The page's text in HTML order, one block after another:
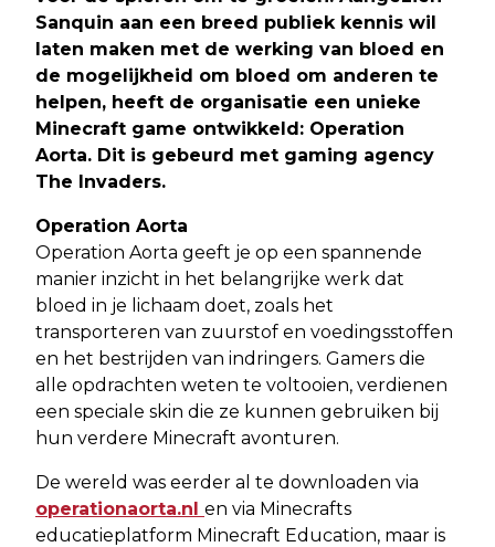
Sanquin aan een breed publiek kennis wil
laten maken met de werking van bloed en
de mogelijkheid om bloed om anderen te
helpen, heeft de organisatie een unieke
Minecraft game ontwikkeld: Operation
Aorta. Dit is gebeurd met gaming agency
The Invaders.
Operation Aorta
Operation Aorta geeft je op een spannende
manier inzicht in het belangrijke werk dat
bloed in je lichaam doet, zoals het
transporteren van zuurstof en voedingsstoffen
en het bestrijden van indringers. Gamers die
alle opdrachten weten te voltooien, verdienen
een speciale skin die ze kunnen gebruiken bij
hun verdere Minecraft avonturen.
De wereld was eerder al te downloaden via
operationaorta.nl en via Minecrafts
educatieplatform Minecraft Education, maar is